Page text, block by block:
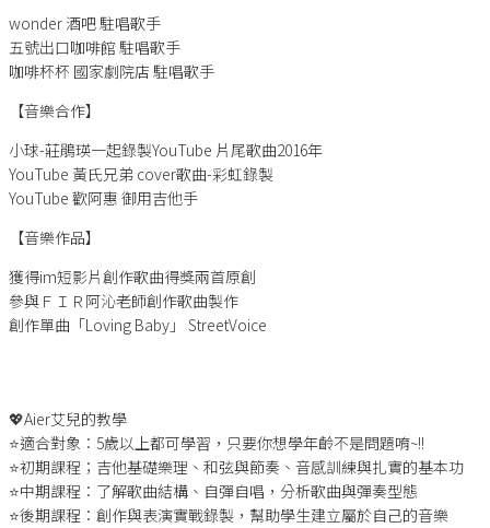
wonder 酒吧 駐唱歌手
五號出口咖啡館 駐唱歌手
咖啡杯杯 國家劇院店 駐唱歌手
【音樂合作】
小球-莊鵑瑛一起錄製YouTube 片尾歌曲2016年
YouTube 黃氏兄弟 cover歌曲-彩虹錄製
YouTube 歡阿惠 御用吉他手
【音樂作品】
獲得im短影片創作歌曲得獎兩首原創
參與ＦＩＲ阿沁老師創作歌曲製作
創作單曲「Loving Baby」 StreetVoice
💖Aier艾兒的教學
⭐️適合對象：5歲以上都可學習，只要你想學年齡不是問題唷~!!
⭐️初期課程；吉他基礎樂理、和弦與節奏、音感訓練與扎實的基本功
⭐️中期課程：了解歌曲結構、自彈自唱，分析歌曲與彈奏型態
⭐️後期課程：創作與表演實戰錄製，幫助學生建立屬於自己的音樂